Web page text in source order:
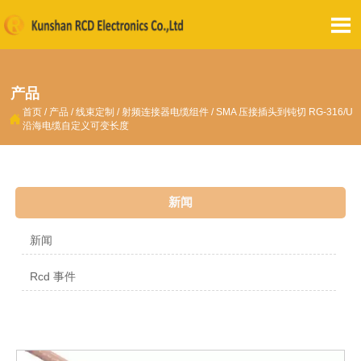

产品
 首页 / 产品 /线束定制 / 射频连接器电缆组件 /SMA 压接插头到钝切 RG-316/U
沿海电缆自定义可变长度
新闻
新闻
Rcd 事件